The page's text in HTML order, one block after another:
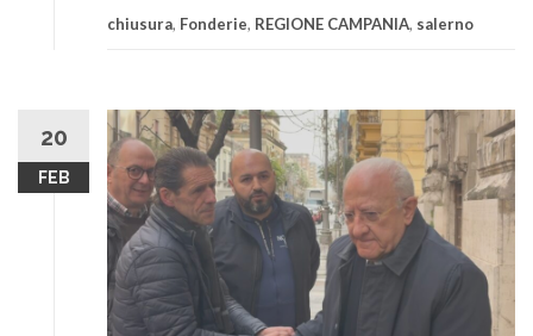
chiusura, Fonderie, REGIONE CAMPANIA, salerno
20
FEB